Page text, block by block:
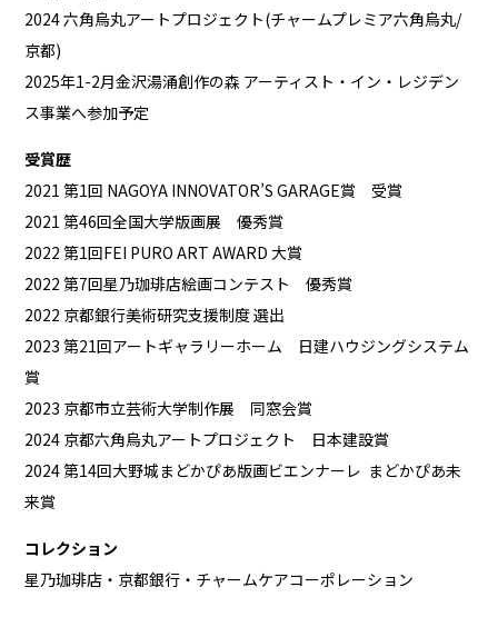
2024 六角烏丸アートプロジェクト(チャームプレミア六角烏丸/
京都)
2025年1-2月金沢湯涌創作の森 アーティスト・イン・レジデン
ス事業へ参加予定
受賞歴
2021 第1回 NAGOYA INNOVATOR’S GARAGE賞 受賞
2021 第46回全国大学版画展 優秀賞
2022 第1回FEI PURO ART AWARD 大賞
2022 第7回星乃珈琲店絵画コンテスト 優秀賞
2022 京都銀行美術研究支援制度 選出
2023 第21回アートギャラリーホーム 日建ハウジングシステム
賞
2023 京都市立芸術大学制作展 同窓会賞
2024 京都六角烏丸アートプロジェクト 日本建設賞
2024 第14回大野城まどかぴあ版画ビエンナーレ まどかぴあ未
来賞​
コレクション
星乃珈琲店・京都銀行・チャームケアコーポレーション